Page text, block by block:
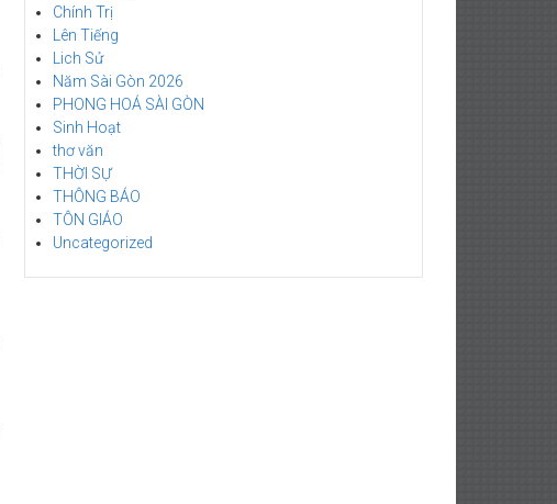
Chính Trị
Lên Tiếng
Lich Sử
Năm Sài Gòn 2026
PHONG HOÁ SÀI GÒN
Sinh Hoạt
thơ văn
THỜI SỰ
THÔNG BÁO
TÔN GIÁO
Uncategorized